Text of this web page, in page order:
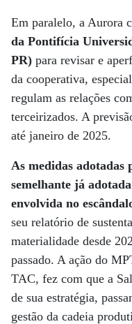
Em paralelo, a Aurora
da Pontifícia
PR) para revisar e
da cooperativa,
regulam as relações
terceirizados. A
até janeiro de 2025.
As medidas adotadas
semelhante já
envolvida no
seu relatório de
materialidade desde
passado. A ação do
TAC, fez com que a
de sua estratégia,
gestão da cadeia